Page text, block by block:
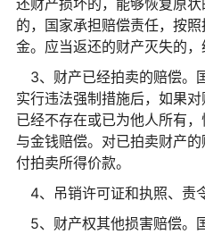
的，国家承担赔偿责任，按
金。应当返还的财产灭失的，
3、财产已经拍卖的赔偿。
实行违法强制措施后，如果
已经不存在或已为他人所有
与金钱赔偿。对已拍卖财产
付拍卖所得价款。
4、吊销许可证和执照、责
5、财产权其他损害赔偿。